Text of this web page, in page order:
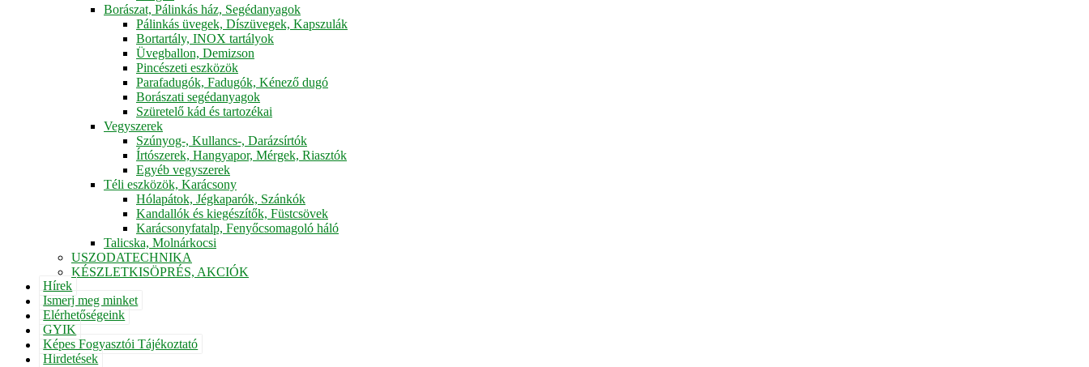
Borászat, Pálinkás ház, Segédanyagok
Pálinkás üvegek, Díszüvegek, Kapszulák
Bortartály, INOX tartályok
Üvegballon, Demizson
Pincészeti eszközök
Parafadugók, Fadugók, Kénező dugó
Borászati segédanyagok
Szüretelő kád és tartozékai
Vegyszerek
Szúnyog-, Kullancs-, Darázsírtók
Írtószerek, Hangyapor, Mérgek, Riasztók
Egyéb vegyszerek
Téli eszközök, Karácsony
Hólapátok, Jégkaparók, Szánkók
Kandallók és kiegészítők, Füstcsövek
Karácsonyfatalp, Fenyőcsomagoló háló
Talicska, Molnárkocsi
USZODATECHNIKA
KÉSZLETKISÖPRÉS, AKCIÓK
Hírek
Ismerj meg minket
Elérhetőségeink
GYIK
Képes Fogyasztói Tájékoztató
Hirdetések